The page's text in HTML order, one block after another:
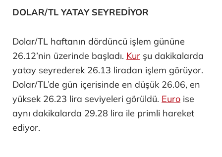
DOLAR/TL YATAY SEYREDİYOR
Dolar/TL haftanın dördüncü işlem gününe
26.12’nin üzerinde başladı. Kur şu dakikalarda
yatay seyrederek 26.13 liradan işlem görüyor.
Dolar/TL’de gün içerisinde en düşük 26.06, en
yüksek 26.23 lira seviyeleri görüldü. Euro ise
aynı dakikalarda 29.28 lira ile primli hareket
ediyor.